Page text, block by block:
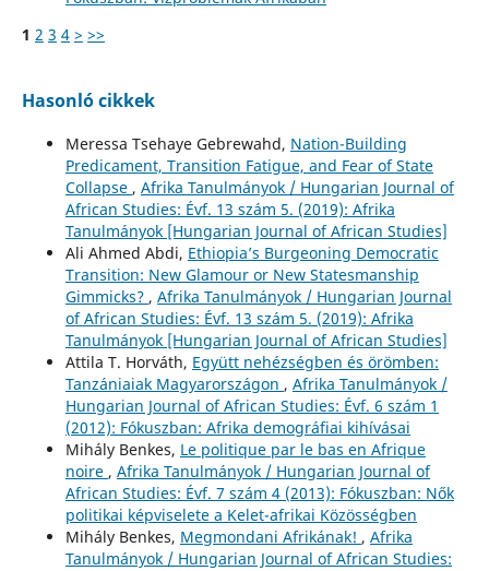
1 2 3 4 > >>
Hasonló cikkek
Meressa Tsehaye Gebrewahd, Nation-Building
Predicament, Transition Fatigue, and Fear of State
Collapse , Afrika Tanulmányok / Hungarian Journal of
African Studies: Évf. 13 szám 5. (2019): Afrika
Tanulmányok [Hungarian Journal of African Studies]
Ali Ahmed Abdi, Ethiopia’s Burgeoning Democratic
Transition: New Glamour or New Statesmanship
Gimmicks? , Afrika Tanulmányok / Hungarian Journal
of African Studies: Évf. 13 szám 5. (2019): Afrika
Tanulmányok [Hungarian Journal of African Studies]
Attila T. Horváth, Együtt nehézségben és örömben:
Tanzániaiak Magyarországon , Afrika Tanulmányok /
Hungarian Journal of African Studies: Évf. 6 szám 1
(2012): Fókuszban: Afrika demográfiai kihívásai
Mihály Benkes, Le politique par le bas en Afrique
noire , Afrika Tanulmányok / Hungarian Journal of
African Studies: Évf. 7 szám 4 (2013): Fókuszban: Nők
politikai képviselete a Kelet-afrikai Közösségben
Mihály Benkes, Megmondani Afrikának! , Afrika
Tanulmányok / Hungarian Journal of African Studies: